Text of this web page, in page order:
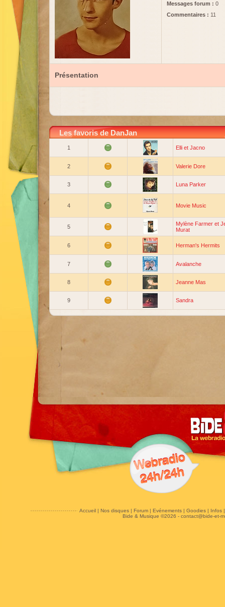
Messages forum : 0
Commentaires : 11
Présentation
Les favoris de DanJan
1 Elli et Jacno
2 Valerie Dore
3 Luna Parker
4 Movie Music
5
Mylène Farmer et
Murat
6 Herman's Hermits
7 Avalanche
8 Jeanne Mas
9 Sandra
Accueil| Nos disques| Forum| Evénements| Goodies| Infos
Bide & Musique ©2026 - contact@bide-et-